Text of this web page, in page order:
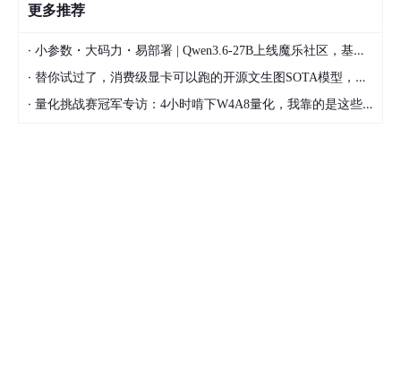
更多推荐
· 小参数・大码力・易部署 | Qwen3.6-27B上线魔乐社区，基于昇腾的部署教程来了
· 替你试过了，消费级显卡可以跑的开源文生图SOTA模型，顶级渲染、高密度文本绘图
· 量化挑战赛冠军专访：4小时啃下W4A8量化，我靠的是这些经验